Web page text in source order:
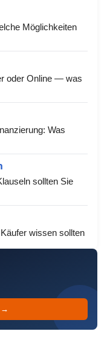
Möglichkeiten
oder Online — was
Was
sollten Sie
wissen sollten
→